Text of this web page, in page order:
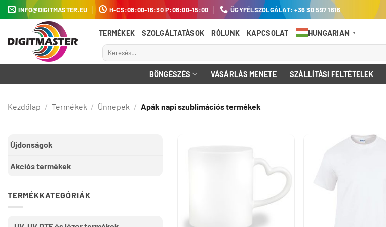
Skip
to
INFO@DIGITMASTER.EU H-CS:08:00-16:30 P:08:00-15:00 ÜGYFÉLSZOLGÁLAT: +36 30 597 1616
TERMÉKEK SZOLGÁLTATÁSOK RÓLUNK KAPCSOLAT HUNGARIAN ▼
Keresés
a
BÖNGÉSZÉS VÁSÁRLÁS MENETE SZÁLLÍTÁSI FELTÉTELEK
Kezdőlap / Termékek / Ünnepek / Apák napi szublimációs termékek
Újdonságok
Akciós termékek
TERMÉKKATEGÓRIÁK